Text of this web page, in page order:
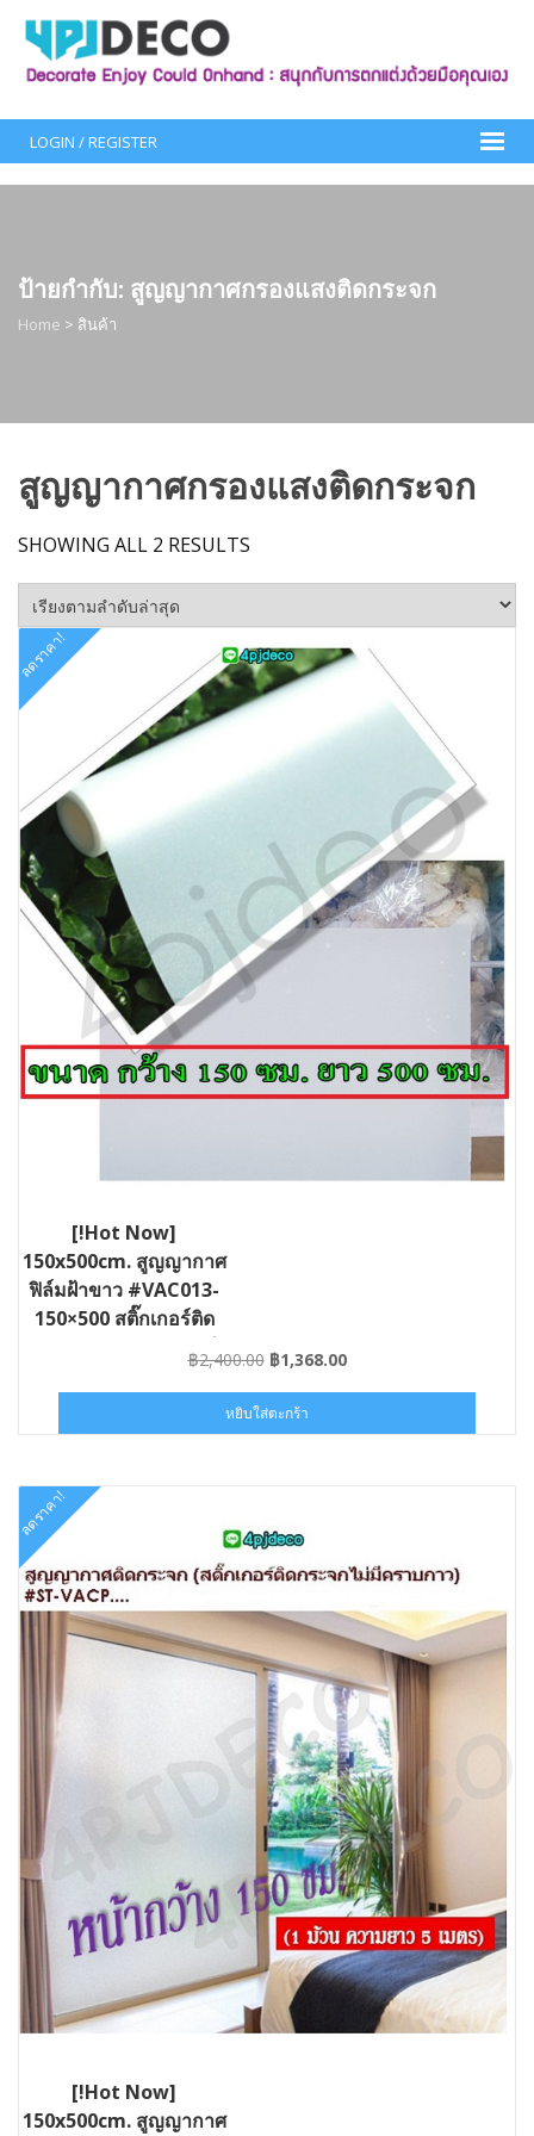
content
LOGIN / REGISTER
ป้ายกำกับ: สูญญากาศกรองแสงติดกระจก
Home > สินค้า
สูญญากาศกรองแสงติดกระจก
SHOWING ALL 2 RESULTS
ลดราคา!
[!Hot Now]
150x500cm. สูญญากาศ
ฟิล์มฝ้าขาว #VAC013-
150×500 สติ๊กเกอร์ติด
กระจกกรองแสง กันยูวี
ขนาด150×500ซม.
฿2,400.00 Original
was:
฿2,400.00.
฿1,368.00Current
฿1,368.00.
หยิบใส่ตะกร้า
ลดราคา!
[!Hot Now]
150x500cm. สูญญากาศ